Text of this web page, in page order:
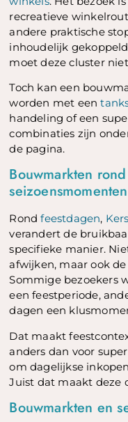
recreatieve
andere praktische
inhoudelijk
moet deze cluster
Toch kan een
worden met een
handeling of een
combinaties zijn
de pagina.
Bouwmarkten
seizoensmomenten
Rondfeestdagen,
verandert de
specifieke manier.
afwijken, maar ook
Sommige bezoekers
een feestperiode,
dagen een
Dat maakt
anders dan voor
om dagelijkse
Juist dat maakt deze
Bouwmarkten en